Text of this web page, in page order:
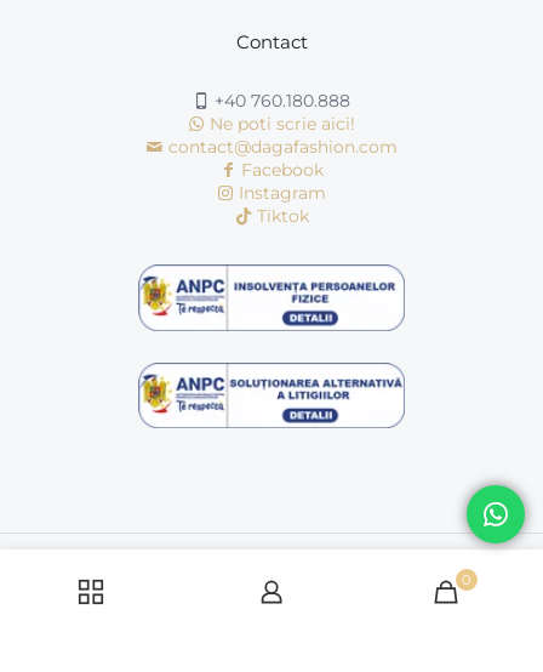
Contact
+40 760.180.888
Ne poti scrie aici!
contact@dagafashion.com
Facebook
Instagram
Tiktok
rezervate
0